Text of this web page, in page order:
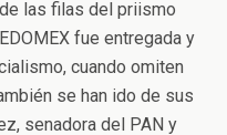
las filas del priismo
fue entregada y
cuando omiten
se han ido de sus
senadora del PAN y